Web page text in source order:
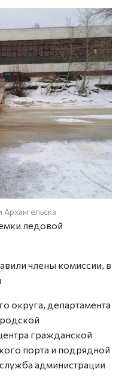
ледовой
члены комиссии, в
округа, департамента
гражданской
порта и подрядной
администрации